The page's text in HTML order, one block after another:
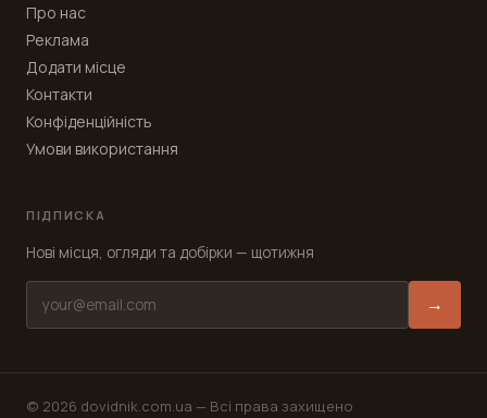
Про нас
Реклама
Додати місце
Контакти
Конфіденційність
Умови використання
ПІДПИСКА
Нові місця, огляди та добірки — щотижня
→
© 2026 dovidnik.com.ua — Всі права захищено